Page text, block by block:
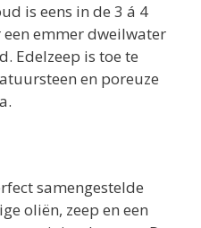
is eens in de 3 á 4
een emmer dweilwater
Edelzeep is toe te
en poreuze
samengestelde
oliën, zeep en een